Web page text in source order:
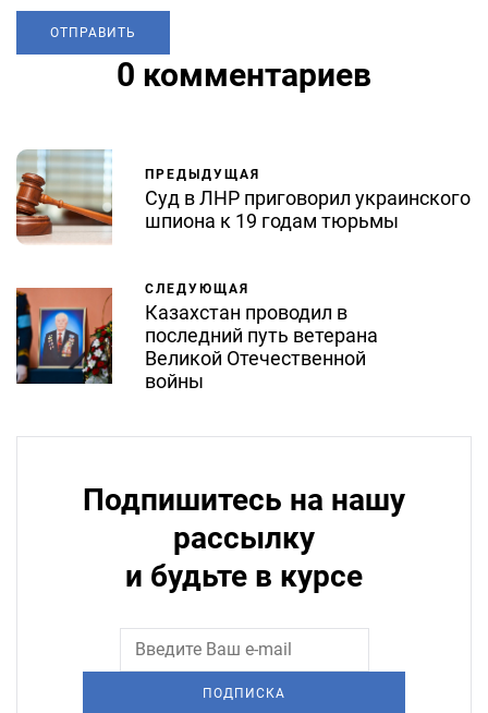
0 комментариев
ПРЕДЫДУЩАЯ
Cуд в ЛНР приговорил украинского
шпиона к 19 годам тюрьмы
СЛЕДУЮЩАЯ
Казахстан проводил в
последний путь ветерана
Великой Отечественной
войны
Подпишитесь на нашу
рассылку
и будьте в курсе
ПОДПИСКА